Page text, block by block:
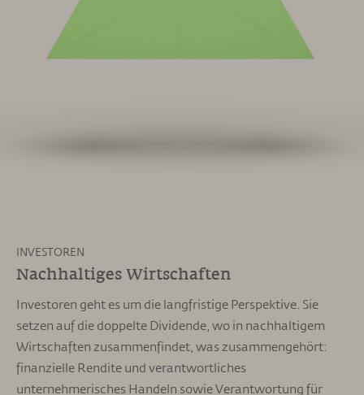
INVESTOREN
Nachhaltiges Wirtschaften
Investoren geht es um die langfristige Perspektive. Sie
setzen auf die doppelte Dividende, wo in nachhaltigem
Wirtschaften zusammenfindet, was zusammengehört:
finanzielle Rendite und verantwortliches
unternehmerisches Handeln sowie Verantwortung für